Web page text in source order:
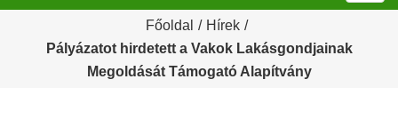
Főoldal / Hírek /
Pályázatot hirdetett a Vakok Lakásgondjainak
Megoldását Támogató Alapítvány